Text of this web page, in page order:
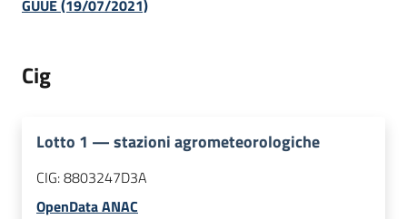
GUUE (19/07/2021)
Cig
Lotto 1 —stazioni agrometeorologiche
CIG:8803247D3A
OpenData ANAC